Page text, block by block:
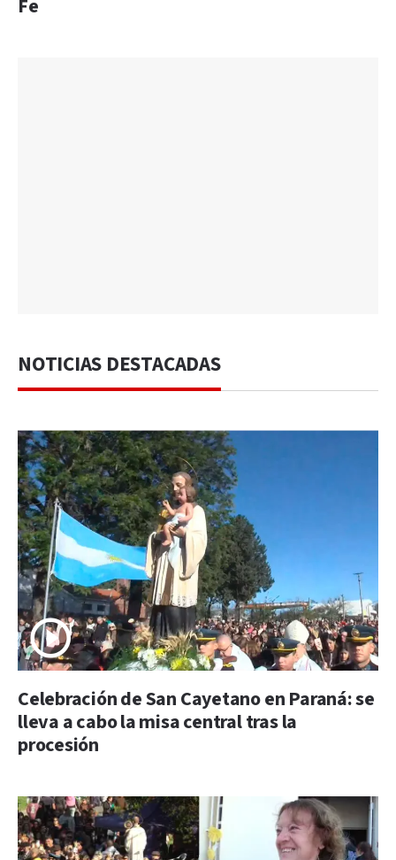
Fe
NOTICIAS DESTACADAS
Celebración de San Cayetano en Paraná: se
lleva a cabo la misa central tras la
procesión